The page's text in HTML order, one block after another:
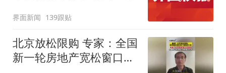
界面新闻 139跟贴
北京放松限购 专家：全国
新一轮房地产宽松窗口打